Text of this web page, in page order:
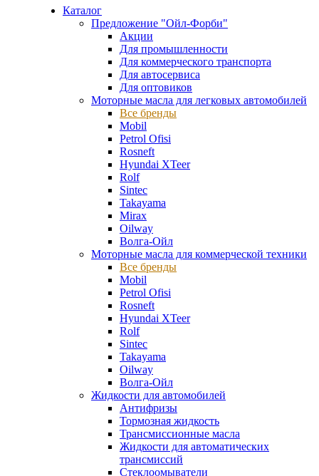
Каталог
Предложение "Ойл-Форби"
Акции
Для промышленности
Для коммерческого транспорта
Для автосервиса
Для оптовиков
Моторные масла для легковых автомобилей
Все бренды
Mobil
Petrol Ofisi
Rosneft
Hyundai XTeer
Rolf
Sintec
Takayama
Mirax
Oilway
Волга-Ойл
Моторные масла для коммерческой техники
Все бренды
Mobil
Petrol Ofisi
Rosneft
Hyundai XTeer
Rolf
Sintec
Takayama
Oilway
Волга-Ойл
Жидкости для автомобилей
Антифризы
Тормозная жидкость
Трансмиссионные масла
Жидкости для автоматических
трансмиссий
Стеклоомыватели